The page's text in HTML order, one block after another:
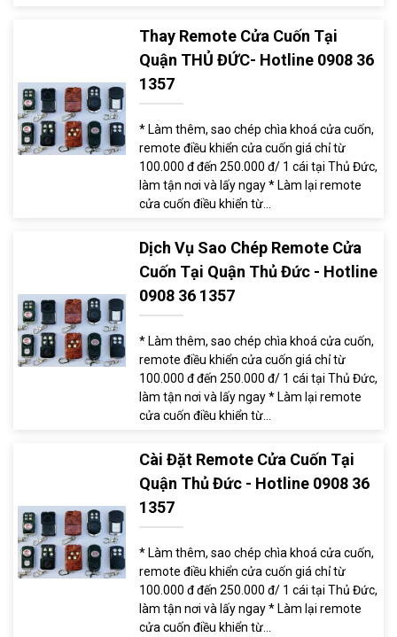
Thay Remote Cửa Cuốn Tại
Quận THỦ ĐỨC- Hotline 0908 36
1357
* Làm thêm, sao chép chìa khoá cửa cuốn,
remote điều khiển cửa cuốn giá chỉ từ
100.000 đ đến 250.000 đ/ 1 cái tại Thủ Đức,
làm tận nơi và lấy ngay * Làm lại remote
cửa cuốn điều khiển từ...
Dịch Vụ Sao Chép Remote Cửa
Cuốn Tại Quận Thủ Đức - Hotline
0908 36 1357
* Làm thêm, sao chép chìa khoá cửa cuốn,
remote điều khiển cửa cuốn giá chỉ từ
100.000 đ đến 250.000 đ/ 1 cái tại Thủ Đức,
làm tận nơi và lấy ngay * Làm lại remote
cửa cuốn điều khiển từ...
Cài Đặt Remote Cửa Cuốn Tại
Quận Thủ Đức - Hotline 0908 36
1357
* Làm thêm, sao chép chìa khoá cửa cuốn,
remote điều khiển cửa cuốn giá chỉ từ
100.000 đ đến 250.000 đ/ 1 cái tại Thủ Đức,
làm tận nơi và lấy ngay * Làm lại remote
cửa cuốn điều khiển từ...